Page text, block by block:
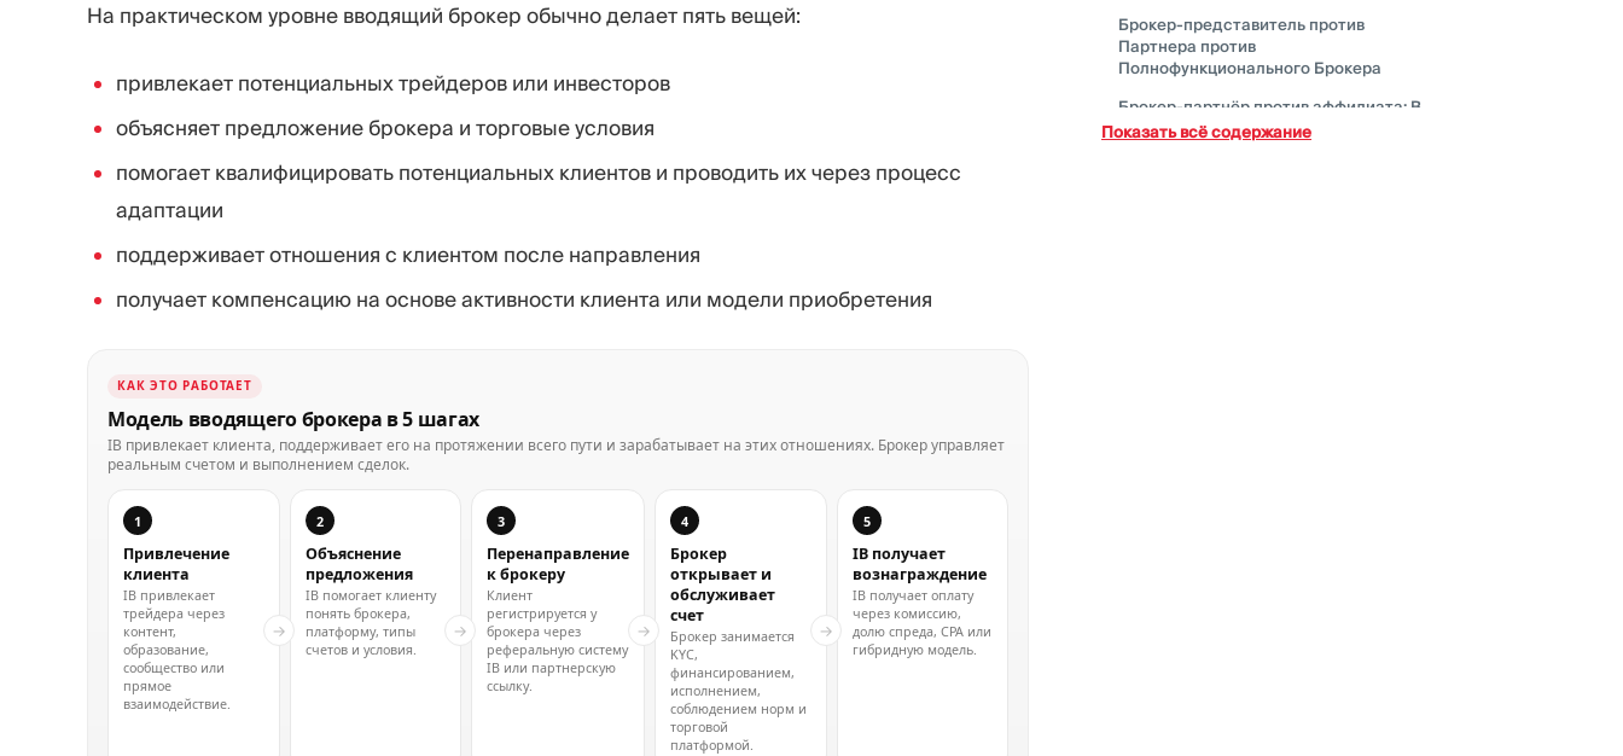
На практическом уровне вводящий брокер обычно делает пять вещей:
привлекает потенциальных трейдеров или инвесторов
объясняет предложение брокера и торговые условия
помогает квалифицировать потенциальных клиентов и проводить их через процесс
адаптации
поддерживает отношения с клиентом после направления
получает компенсацию на основе активности клиента или модели приобретения
КАК ЭТО РАБОТАЕТ
Модель вводящего брокера в 5 шагах
IB привлекает клиента, поддерживает его на протяжении всего пути и зарабатывает на этих отношениях. Брокер управляет
реальным счетом и выполнением сделок.
1
Привлечение
клиента
IB привлекает
трейдера через
контент,
образование,
сообщество или
прямое
взаимодействие.
→
2
Объяснение
предложения
IB помогает клиенту
понять брокера,
платформу, типы
счетов и условия.
→
3
Перенаправление
к брокеру
Клиент
регистрируется у
брокера через
реферальную систему
IB или партнерскую
ссылку.
→
4
Брокер
открывает и
обслуживает
счет
Брокер занимается
KYC,
финансированием,
исполнением,
соблюдением норм и
торговой
платформой.
→
5
IB получает
вознаграждение
IB получает оплату
через комиссию,
долю спреда, CPA или
гибридную модель.
Брокер-представитель против
Партнера против
Полнофункционального Брокера
Брокер-партнёр против аффилиата: В
чем настоящаяразница?
Показать всё содержание